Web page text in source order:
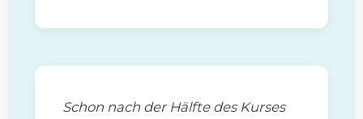
Schon nach der Hälfte des Kurses